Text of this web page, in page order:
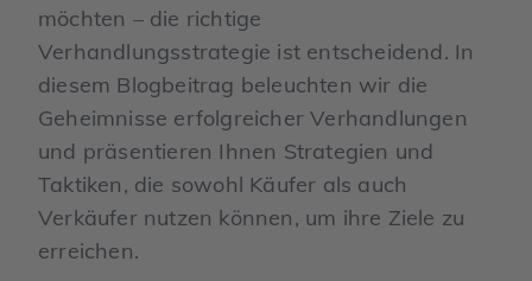
möchten – die richtige
Verhandlungsstrategie ist entscheidend. In
diesem Blogbeitrag beleuchten wir die
Geheimnisse erfolgreicher Verhandlungen
und präsentieren Ihnen Strategien und
Taktiken, die sowohl Käufer als auch
Verkäufer nutzen können, um ihre Ziele zu
erreichen.